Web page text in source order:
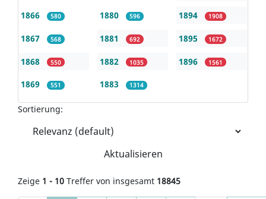
1866 580
1867 568
1868 550
1869 551
1880 596
1881 692
1882 1035
1883 1314
1894 1908
1895 1672
1896 1561
Sortierung:
Aktualisieren
Zeige 1 - 10 Treffer von insgesamt 18845